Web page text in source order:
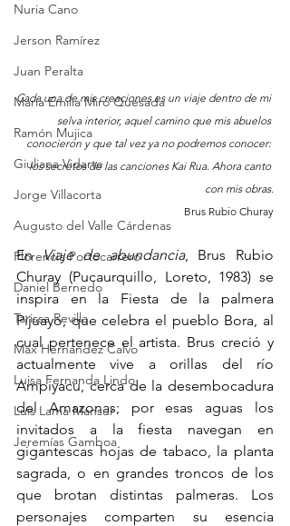
Nuria Cano
Jerson Ramírez
Juan Peralta
María Emilia Miró Quesada
Ramón Mujica
Giuliana Vidarte
Jorge Villacorta
Augusto del Valle Cárdenas
Florencia Portocarrero
Daniel Bernedo
Tarissa Revilla
Max Hernández Calvo
Luisa Fernanda Lindo
Luis Lama Mansur
Jeremías Gamboa
Cada una de mis creaciones es un viaje dentro de mi
selva interior, aquel camino que mis abuelos
conocieron y que tal vez ya no podremos conocer:
los secretos de las canciones Kai Rua. Ahora canto
con mis obras.
Brus Rubio Churay
En Viaje de abundancia, Brus Rubio
Churay (Pucaurquillo, Loreto, 1983) se
inspira en la Fiesta de la palmera
Pijuayo, que celebra el pueblo Bora, al
cual pertenece el artista. Brus creció y
actualmente vive a orillas del río
Ampiyacu, cerca de la desembocadura
del Amazonas; por esas aguas los
invitados a la fiesta navegan en
gigantescas hojas de tabaco, la planta
sagrada, o en grandes troncos de los
que brotan distintas palmeras. Los
personajes comparten su esencia